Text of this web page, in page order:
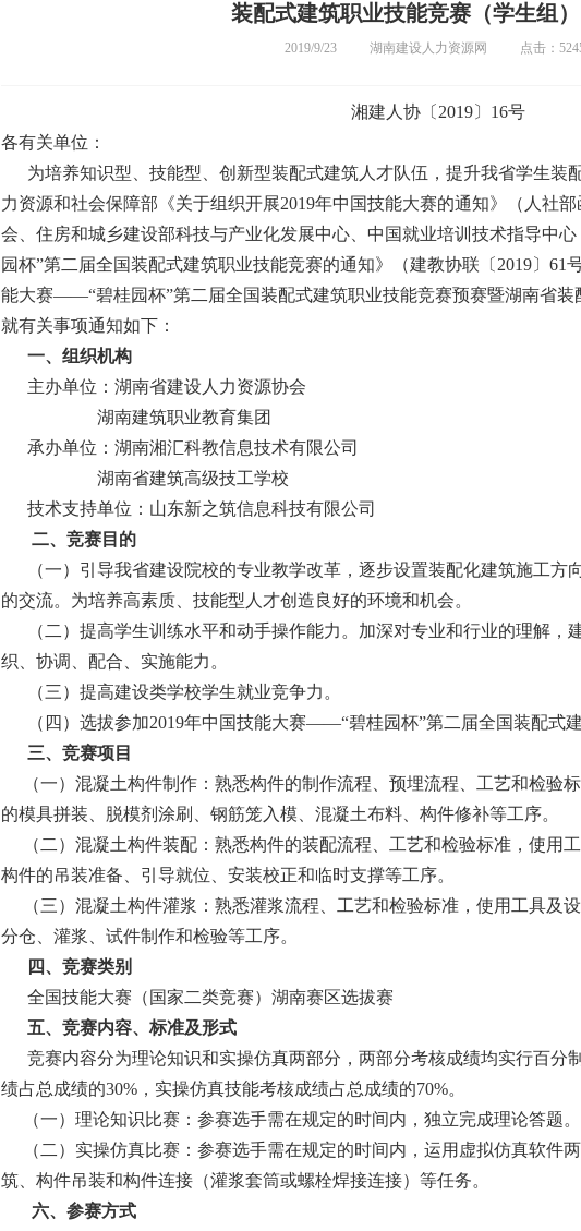
装配式建筑职业技能竞赛（学生组
2019/9/23 湖南建设人力资源网 点击：
湘建人协〔2019〕16号
各有关单位：
为培养知识型、技能型、创新型装配式建筑人才队伍，提升我省学生装
力资源和社会保障部《关于组织开展2019年中国技能大赛的通知》（人社
会、住房和城乡建设部科技与产业化发展中心、中国就业培训技术指导中
园杯”第二届全国装配式建筑职业技能竞赛的通知》（建教协联〔2019〕61
能大赛——“碧桂园杯”第二届全国装配式建筑职业技能竞赛预赛暨湖南省装
就有关事项通知如下：
一、组织机构
主办单位：湖南省建设人力资源协会
湖南建筑职业教育集团
承办单位：湖南湘汇科教信息技术有限公司
湖南省建筑高级技工学校
技术支持单位：山东新之筑信息科技有限公司
二、竞赛目的
（一）引导我省建设院校的专业教学改革，逐步设置装配化建筑施工方
的交流。为培养高素质、技能型人才创造良好的环境和机会。
（二）提高学生训练水平和动手操作能力。加深对专业和行业的理解，
织、协调、配合、实施能力。
（三）提高建设类学校学生就业竞争力。
（四）选拔参加2019年中国技能大赛——“碧桂园杯”第二届全国装配式建
三、竞赛项目
（一）混凝土构件制作：熟悉构件的制作流程、预埋流程、工艺和检验
的模具拼装、脱模剂涂刷、钢筋笼入模、混凝土布料、构件修补等工序。
（二）混凝土构件装配：熟悉构件的装配流程、工艺和检验标准，使用
构件的吊装准备、引导就位、安装校正和临时支撑等工序。
（三）混凝土构件灌浆：熟悉灌浆流程、工艺和检验标准，使用工具及设
分仓、灌浆、试件制作和检验等工序。
四、竞赛类别
全国技能大赛（国家二类竞赛）湖南赛区选拔赛
五、竞赛内容、标准及形式
竞赛内容分为理论知识和实操仿真两部分，两部分考核成绩均实行百分
绩占总成绩的30%，实操仿真技能考核成绩占总成绩的70%。
（一）理论知识比赛：参赛选手需在规定的时间内，独立完成理论答题。
（二）实操仿真比赛：参赛选手需在规定的时间内，运用虚拟仿真软件
筑、构件吊装和构件连接（灌浆套筒或螺栓焊接连接）等任务。
六、参赛方式